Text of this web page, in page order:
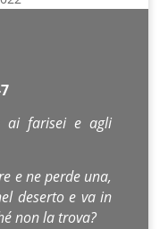
ai farisei e agli
e ne perde una,
deserto e va in
non la trova?